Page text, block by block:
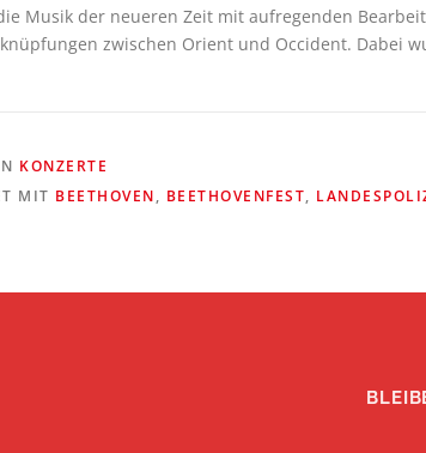
Musik der neueren Zeit mit aufregenden
zwischen Orient und Occident. Dabei
KONZERTE
MIT BEETHOVEN, BEETHOVENFEST,